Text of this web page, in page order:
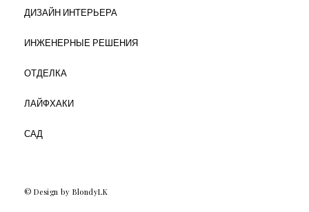
ДИЗАЙН ИНТЕРЬЕРА
ИНЖЕНЕРНЫЕ РЕШЕНИЯ
ОТДЕЛКА
ЛАЙФХАКИ
САД
© Design by BlondyLK